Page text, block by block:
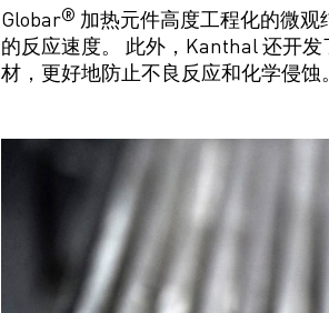
Globar® 加热元件高度工程化的微观
的反应速度。 此外，Kanthal 还开发
材，更好地防止不良 反应和化学侵蚀。